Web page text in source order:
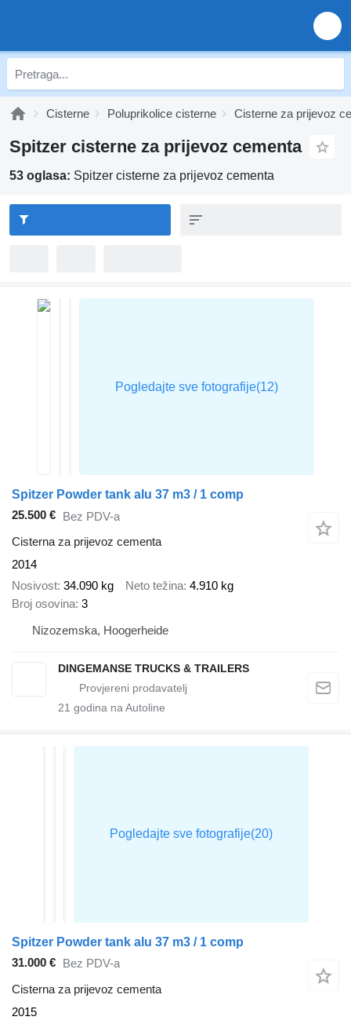
Cisterne Poluprikolice cisterne Cisterne za prijevoz
Spitzer cisterne za prijevoz cementa
53 oglasa: Spitzer cisterne za prijevoz cementa
Spitzer Powder tank alu 37 m3 / 1 comp
25.500 € Bez PDV-a
Cisterna za prijevoz cementa
2014
Nosivost 34.090 kg Neto težina 4.910 kg
Broj osovina 3
Nizozemska, Hoogerheide
DINGEMANSE TRUCKS & TRAILERS
21 godina na Autoline
Spitzer Powder tank alu 37 m3 / 1 comp
31.000 € Bez PDV-a
Cisterna za prijevoz cementa
2015